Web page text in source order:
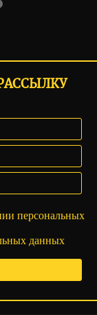
персональных
данных